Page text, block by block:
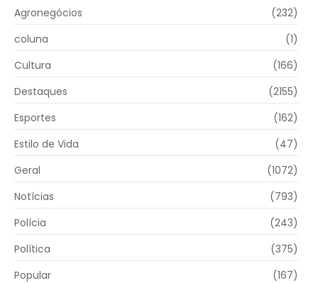
Agronegócios
(232)
coluna
(1)
Cultura
(166)
Destaques
(2155)
Esportes
(162)
Estilo de Vida
(47)
Geral
(1072)
Notícias
(793)
Polícia
(243)
Política
(375)
Popular
(167)